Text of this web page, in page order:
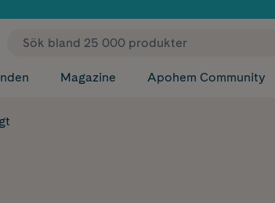
Magazine Apohem Community